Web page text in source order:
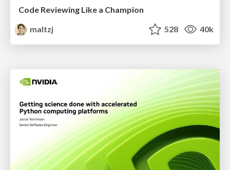
Code Reviewing Like a Champion
maltzj
528 40k